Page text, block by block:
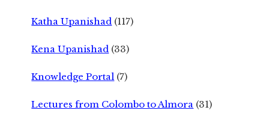
Katha Upanishad (117)
Kena Upanishad (33)
Knowledge Portal (7)
Lectures from Colombo to Almora (31)